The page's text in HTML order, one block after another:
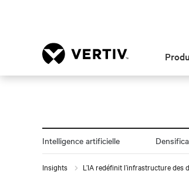
Intelligence artificielle
Insights L’IA redéfinit l’infrastructure